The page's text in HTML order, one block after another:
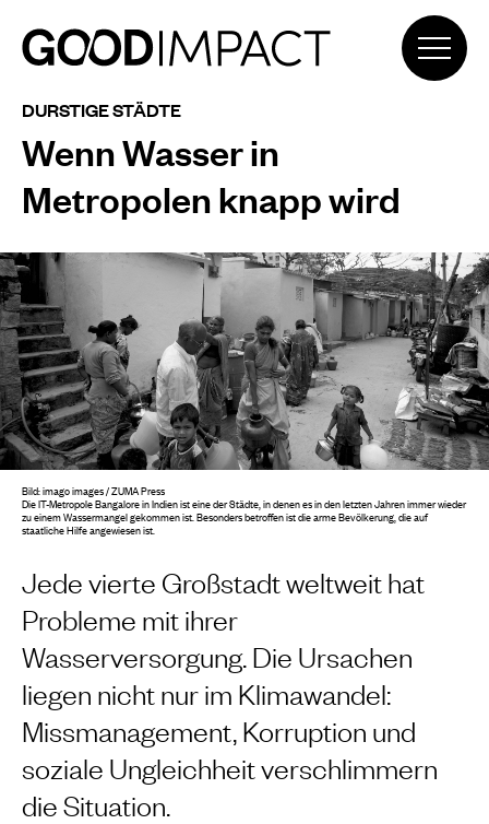
DURSTIGE STÄDTE
Wenn Wasser in
Metropolen knapp wird
Jede vierte Großstadt weltweit hat
Probleme mit ihrer
Wasserversorgung. Die Ursachen
liegen nicht nur im Klimawandel:
Missmanagement, Korruption und
soziale Ungleichheit verschlimmern
die Situation.
Bild: imago images / ZUMA Press
Die IT-Metropole Bangalore in Indien ist eine der Städte, in denen es in den letzten Jahren immer wieder
zu einem Wassermangel gekommen ist. Besonders betroffen ist die arme Bevölkerung, die auf
staatliche Hilfe angewiesen ist.